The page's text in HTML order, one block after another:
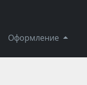
Оформление